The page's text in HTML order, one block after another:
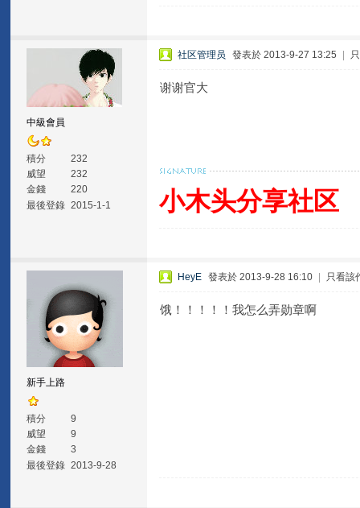
中級會員
積分
232
威望
232
金錢
220
最後登錄 2015-1-1
社区管理员 發表於 2013-9-27 13:25
谢谢官大
小木头分享社区
新手上路
積分
9
威望
9
金錢
3
最後登錄 2013-9-28
HeyE 發表於 2013-9-28 16:10 只看該
饿！！！！！我怎么弄勋章啊